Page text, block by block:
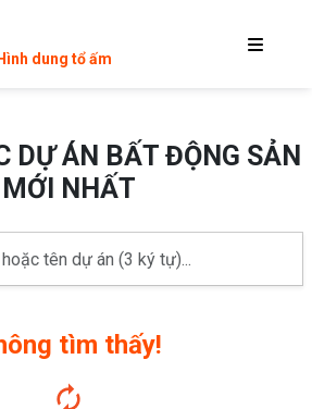
Hình dung tổ ấm
DỰ ÁN BẤT ĐỘNG SẢN
MỚI NHẤT
tìm thấy!